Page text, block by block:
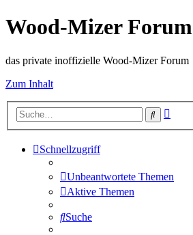
Wood-Mizer Forum
das private inoffizielle Wood-Mizer Forum
Zum Inhalt
Suche
Schnellzugriff
Unbeantwortete Themen
Aktive Themen
Suche